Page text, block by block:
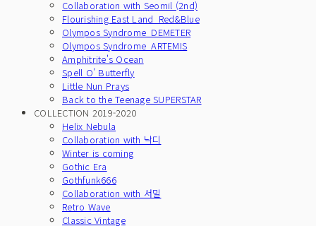
Collaboration with Seomil (2nd)
Flourishing East Land_Red&Blue
Olympos Syndrome_DEMETER
Olympos Syndrome_ARTEMIS
Amphitrite's Ocean
Spell O' Butterfly
Little Nun Prays
Back to the Teenage SUPERSTAR
COLLECTION 2019-2020
Helix Nebula
Collaboration with 낙디
Winter is coming
Gothic Era
Gothfunk666
Collaboration with 서밀
Retro Wave
Classic Vintage